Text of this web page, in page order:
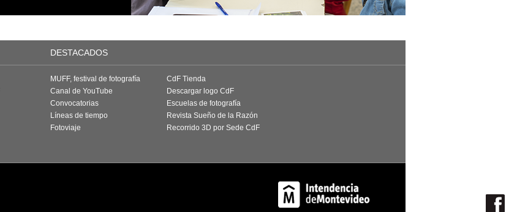
DESTACADOS
MUFF, festival de fotografía
Canal de YouTube
Convocatorias
Líneas de tiempo
Fotoviaje
CdF Tienda
Descargar logo CdF
Escuelas de fotografía
Revista Sueño de la Razón
Recorrido 3D por Sede CdF